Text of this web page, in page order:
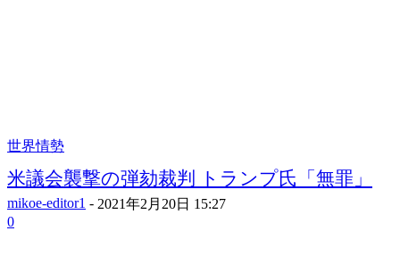
世界情勢
米議会襲撃の弾劾裁判 トランプ氏「無罪」
mikoe-editor1 - 2021年2月20日 15:27
0